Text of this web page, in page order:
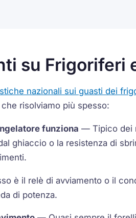
su Frigoriferi
nazionali sui guasti dei
risolviamo più spesso:
funziona — Tipico dei
ghiaccio o la resistenza di
è il relè di avviamento o il
di potenza.